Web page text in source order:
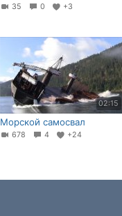
35 0 +3
02:15
Морской самосвал
678 4 +24